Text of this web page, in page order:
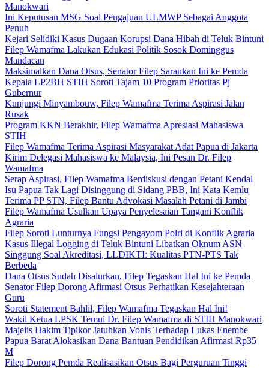
Manokwari
Ini Keputusan MSG Soal Pengajuan ULMWP Sebagai Anggota
Penuh
Kejari Selidiki Kasus Dugaan Korupsi Dana Hibah di Teluk Bintuni
Filep Wamafma Lakukan Edukasi Politik Sosok Dominggus
Mandacan
Maksimalkan Dana Otsus, Senator Filep Sarankan Ini ke Pemda
Kepala LP2BH STIH Soroti Tajam 10 Program Prioritas Pj
Gubernur
Kunjungi Minyambouw, Filep Wamafma Terima Aspirasi Jalan
Rusak
Program KKN Berakhir, Filep Wamafma Apresiasi Mahasiswa
STIH
Filep Wamafma Terima Aspirasi Masyarakat Adat Papua di Jakarta
Kirim Delegasi Mahasiswa ke Malaysia, Ini Pesan Dr. Filep
Wamafma
Serap Aspirasi, Filep Wamafma Berdiskusi dengan Petani Kendal
Isu Papua Tak Lagi Disinggung di Sidang PBB, Ini Kata Kemlu
Terima PP STN, Filep Bantu Advokasi Masalah Petani di Jambi
Filep Wamafma Usulkan Upaya Penyelesaian Tangani Konflik
Agraria
Filep Soroti Lunturnya Fungsi Pengayom Polri di Konflik Agraria
Kasus Illegal Logging di Teluk Bintuni Libatkan Oknum ASN
Singgung Soal Akreditasi, LLDIKTI: Kualitas PTN-PTS Tak
Berbeda
Dana Otsus Sudah Disalurkan, Filep Tegaskan Hal Ini ke Pemda
Senator Filep Dorong Afirmasi Otsus Perhatikan Kesejahteraan
Guru
Soroti Statement Bahlil, Filep Wamafma Tegaskan Hal Ini!
Wakil Ketua LPSK Temui Dr. Filep Wamafma di STIH Manokwari
Majelis Hakim Tipikor Jatuhkan Vonis Terhadap Lukas Enembe
Papua Barat Alokasikan Dana Bantuan Pendidikan Afirmasi Rp35
M
Filep Dorong Pemda Realisasikan Otsus Bagi Perguruan Tinggi